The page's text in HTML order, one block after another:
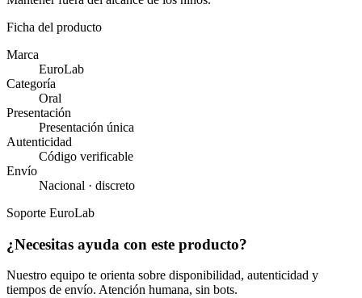
Ficha del producto
Marca
EuroLab
Categoría
Oral
Presentación
Presentación única
Autenticidad
Código verificable
Envío
Nacional · discreto
Soporte EuroLab
¿Necesitas ayuda con este producto?
Nuestro equipo te orienta sobre disponibilidad, autenticidad y
tiempos de envío. Atención humana, sin bots.